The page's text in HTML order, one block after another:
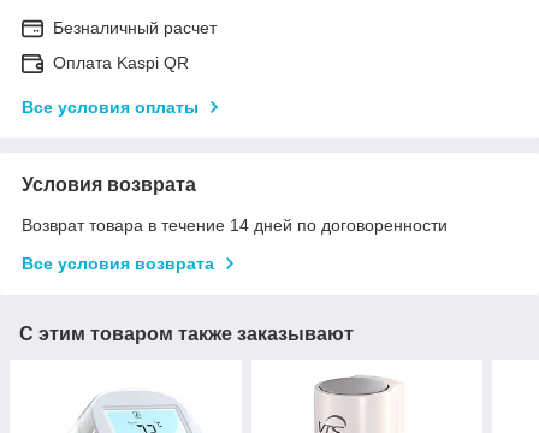
Безналичный расчет
Оплата Kaspi QR
Все условия оплаты
Условия возврата
Возврат товара в течение 14 дней по договоренности
Все условия возврата
С этим товаром также заказывают